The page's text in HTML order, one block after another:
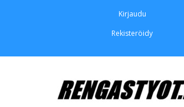
Kirjaudu
Rekisteröidy